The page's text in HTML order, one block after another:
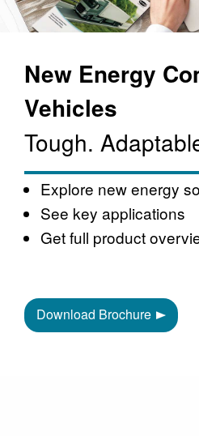
New Energy
Vehicles
Tough.
Explore new energy
See key applications
Get full product
Download Brochure